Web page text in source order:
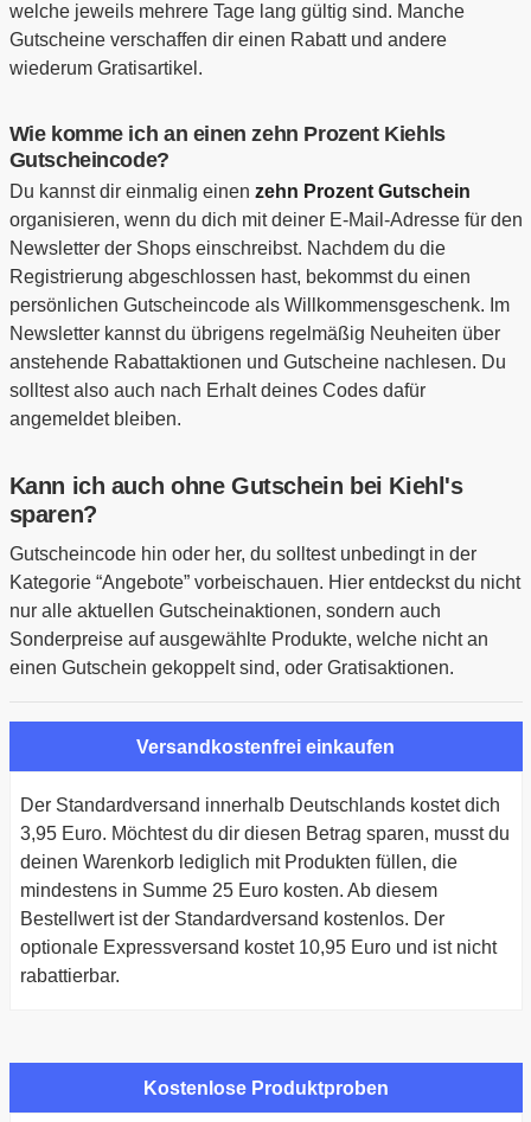
welche jeweils mehrere Tage lang gültig sind. Manche
Gutscheine verschaffen dir einen Rabatt und andere
wiederum Gratisartikel.
Wie komme ich an einen zehn Prozent Kiehls
Gutscheincode?
Du kannst dir einmalig einen zehn Prozent Gutschein
organisieren, wenn du dich mit deiner E-Mail-Adresse für den
Newsletter der Shops einschreibst. Nachdem du die
Registrierung abgeschlossen hast, bekommst du einen
persönlichen Gutscheincode als Willkommensgeschenk. Im
Newsletter kannst du übrigens regelmäßig Neuheiten über
anstehende Rabattaktionen und Gutscheine nachlesen. Du
solltest also auch nach Erhalt deines Codes dafür
angemeldet bleiben.
Kann ich auch ohne Gutschein bei Kiehl's
sparen?
Gutscheincode hin oder her, du solltest unbedingt in der
Kategorie “Angebote” vorbeischauen. Hier entdeckst du nicht
nur alle aktuellen Gutscheinaktionen, sondern auch
Sonderpreise auf ausgewählte Produkte, welche nicht an
einen Gutschein gekoppelt sind, oder Gratisaktionen.
Versandkostenfrei einkaufen
Der Standardversand innerhalb Deutschlands kostet dich
3,95 Euro. Möchtest du dir diesen Betrag sparen, musst du
deinen Warenkorb lediglich mit Produkten füllen, die
mindestens in Summe 25 Euro kosten. Ab diesem
Bestellwert ist der Standardversand kostenlos. Der
optionale Expressversand kostet 10,95 Euro und ist nicht
rabattierbar.
Kostenlose Produktproben